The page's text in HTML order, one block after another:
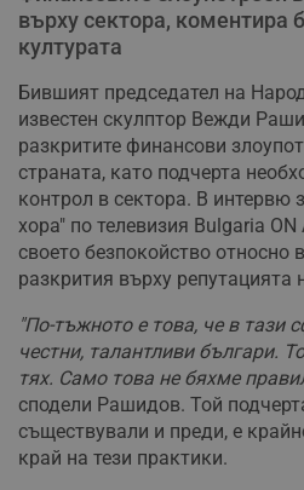
върху сектора, коментира
културата
Бившият председател на
известен скулптор Вежди
разкритите финансови
страната, като подчерта
контрол в сектора. В интервю
хора" по телевизия Bulgaria
своето безпокойство относно
разкрития върху репутацията
"По-тъжното е това, че в тази
честни, талантливи българи.
тях. Само това не бяхме
сподели Рашидов. Той
съществували и преди, е
край на тези практики.